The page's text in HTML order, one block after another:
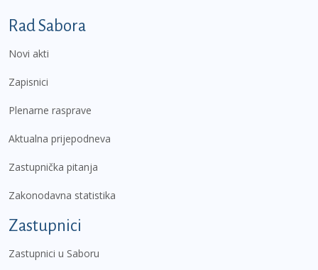
Podnožje prvi izbornik
Rad Sabora
Novi akti
Zapisnici
Plenarne rasprave
Aktualna prijepodneva
Zastupnička pitanja
Zakonodavna statistika
Zastupnici
Zastupnici u Saboru